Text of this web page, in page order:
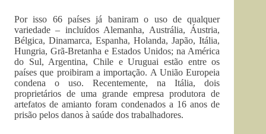
Por isso 66 países já baniram o uso de qualquer
variedade – incluídos Alemanha, Austrália, Áustria,
Bélgica, Dinamarca, Espanha, Holanda, Japão, Itália,
Hungria, Grã-Bretanha e Estados Unidos; na América
do Sul, Argentina, Chile e Uruguai estão entre os
países que proibiram a importação. A União Europeia
condena o uso. Recentemente, na Itália, dois
proprietários de uma grande empresa produtora de
artefatos de amianto foram condenados a 16 anos de
prisão pelos danos à saúde dos trabalhadores.